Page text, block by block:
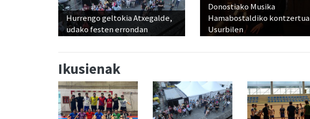
Hurrengo geltokia Atxegalde,
udako festen errondan
Donostiako Musika
Hamabostaldiko kontzertua
Usurbilen
Ikusienak